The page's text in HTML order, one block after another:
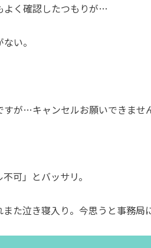
よく確認したつもりが…
い。
すが…キャンセルお願いできませ
可」とバッサリ。
た泣き寝入り。今思うと事務局